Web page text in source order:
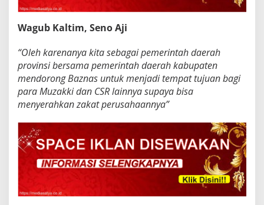
Wagub Kaltim, Seno Aji
“Oleh karenanya kita sebagai pemerintah daerah
provinsi bersama pemerintah daerah kabupaten
mendorong Baznas untuk menjadi tempat tujuan bagi
para Muzakki dan CSR lainnya supaya bisa
menyerahkan zakat perusahaannya”